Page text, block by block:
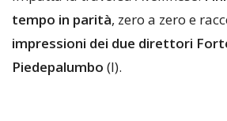
tempo in parità, zero a zero e
impressioni dei due direttori
Piedepalumbo (I).